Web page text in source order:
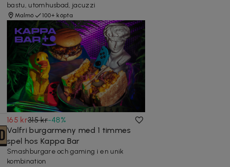
bastu, utomhusbad, jacuzzi
Malmö 100+ köpta
165 kr315 kr-48%
Valfri burgarmeny med 1 timmes
spel hos Kappa Bar
Smashburgare och gaming i en unik
kombination